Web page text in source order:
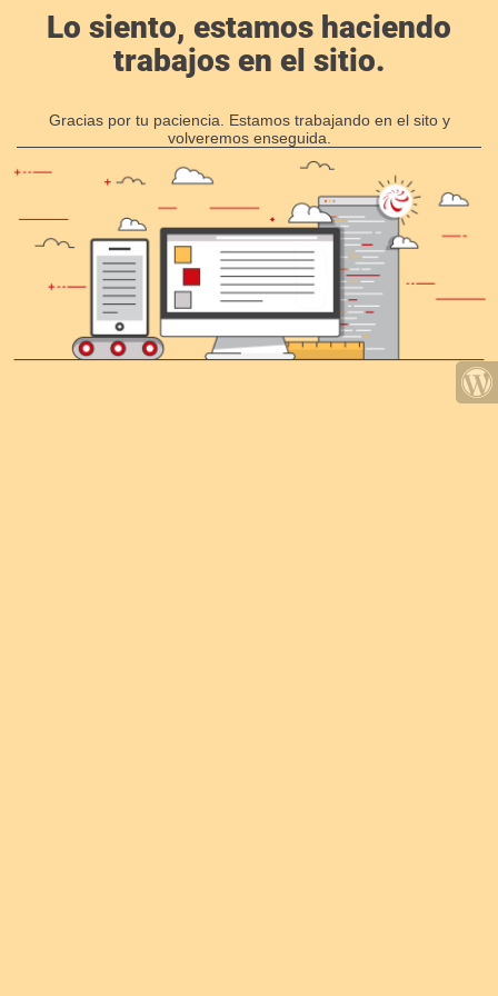
Lo siento, estamos haciendo
trabajos en el sitio.
Gracias por tu paciencia. Estamos trabajando en el sito y
volveremos enseguida.